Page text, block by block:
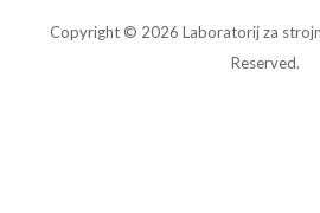
Copyright © 2026 Laboratorij za
Reserved.